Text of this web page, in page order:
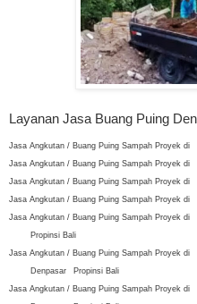
Layanan Jasa Buang Puing
Jasa Angkutan / Buang Puing Sampah Proyek di
Jasa Angkutan / Buang Puing Sampah Proyek di
Jasa Angkutan / Buang Puing Sampah Proyek di
Jasa Angkutan / Buang Puing Sampah Proyek di
Jasa Angkutan / Buang Puing Sampah Proyek di
Propinsi Bali
Jasa Angkutan / Buang Puing Sampah Proyek di
Denpasar
Propinsi Bali
Jasa Angkutan / Buang Puing Sampah Proyek di